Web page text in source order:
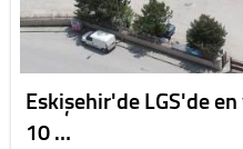
Eskişehir'de LGS'de
10 …